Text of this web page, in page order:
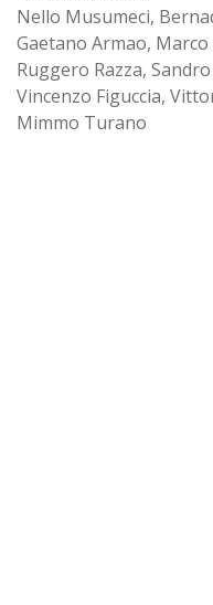
Nello Musumeci,
Gaetano Armao,
Ruggero Razza,
Vincenzo Figuccia,
Mimmo Turano